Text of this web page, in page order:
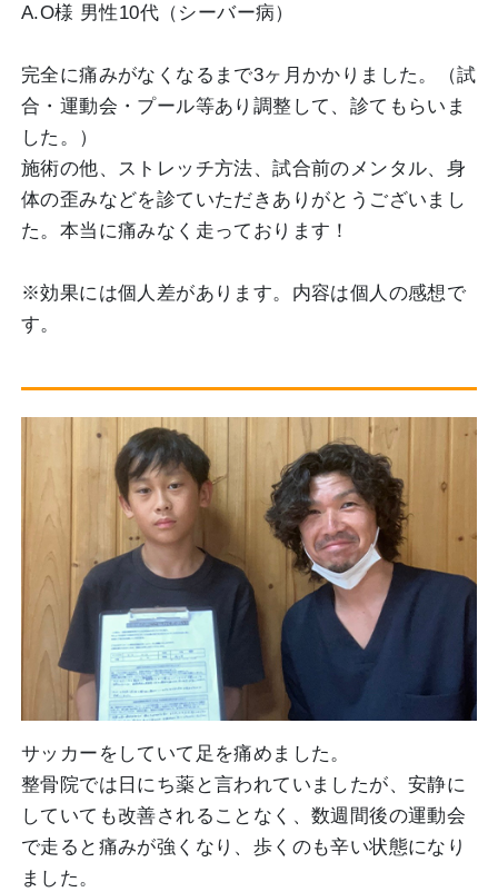
A.O様 男性10代（シーバー病）
完全に痛みがなくなるまで3ヶ月かかりました。（試
合・運動会・プール等あり調整して、診てもらいま
した。）
施術の他、ストレッチ方法、試合前のメンタル、身
体の歪みなどを診ていただきありがとうございまし
た。本当に痛みなく走っております！
※効果には個人差があります。内容は個人の感想で
す。
サッカーをしていて足を痛めました。
整骨院では日にち薬と言われていましたが、安静に
していても改善されることなく、数週間後の運動会
で走ると痛みが強くなり、歩くのも辛い状態になり
ました。